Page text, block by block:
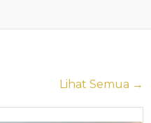
Lihat Semua →